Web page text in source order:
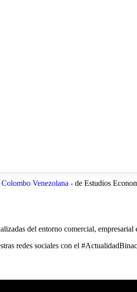
Venezolana - de Estudios
del entorno comercial,
redes sociales con el